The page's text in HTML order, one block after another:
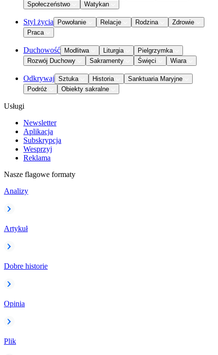
Społeczeństwo
Watykan
Styl życia Powołanie Relacje Rodzina
Zdrowie
Praca
Duchowość Modlitwa Liturgia
Pielgrzymka
Rozwój Duchowy
Sakramenty Święci Wiara
Odkrywaj Sztuka Historia
Sanktuaria Maryjne
Podróż
Obiekty sakralne
Usługi
Newsletter
Aplikacja
Subskrypcja
Wesprzyj
Reklama
Nasze flagowe formaty
Analizy
Artykuł
Dobre historie
Opinia
Plik